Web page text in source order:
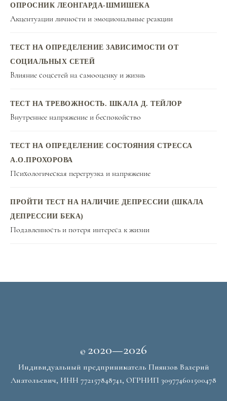
ОПРОСНИК ЛЕОНГАРДА-ШМИШЕКА
Акцентуации личности и эмоциональные реакции
ТЕСТ НА ОПРЕДЕЛЕНИЕ ЗАВИСИМОСТИ ОТ
СОЦИАЛЬНЫХ СЕТЕЙ
Влияние соцсетей на самооценку и жизнь
ТЕСТ НА ТРЕВОЖНОСТЬ. ШКАЛА Д. ТЕЙЛОР
Внутреннее напряжение и беспокойство
ТЕСТ НА ОПРЕДЕЛЕНИЕ СОСТОЯНИЯ СТРЕССА
А.О.ПРОХОРОВА
Психологическая перегрузка и напряжение
ПРОЙТИ ТЕСТ НА НАЛИЧИЕ ДЕПРЕССИИ (ШКАЛА
ДЕПРЕССИИ БЕКА)
Подавленность и потеря интереса к жизни
© 2020—2026
Индивидуальный предприниматель Пиянзов Валерий
Анатольевич, ИНН 772157848741, ОГРНИП 309774601500478